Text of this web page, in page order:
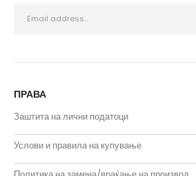
ПРАВА
Заштита на лични податоци
Услови и правила на купување